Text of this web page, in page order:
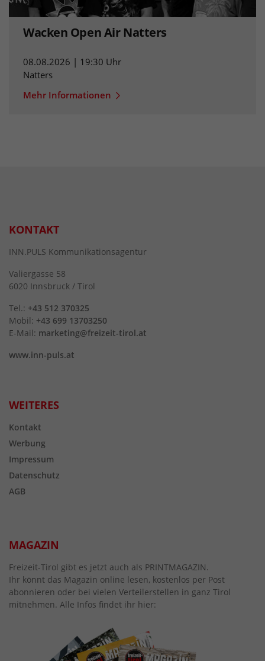
Wacken Open Air Natters
08.08.2026 | 19:30 Uhr
Natters
Mehr Informationen
KONTAKT
INN.PULS Kommunikationsagentur
Valiergasse 58
6020 Innsbruck / Tirol
Tel.: +43 512 370325
Mobil: +43 699 13703250
E-Mail: marketing@freizeit-tirol.at
www.inn-puls.at
WEITERES
Kontakt
Werbung
Impressum
Datenschutz
AGB
MAGAZIN
Freizeit-Tirol gibt es jetzt auch als PRINTMAGAZIN.
Ihr könnt das Magazin online lesen, kostenlos per Post
abonnieren oder bei vielen Verteilerstellen in ganz Tirol
mitnehmen. Alle Infos findet ihr hier: